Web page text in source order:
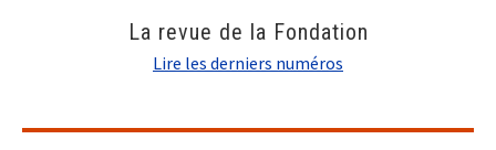
La revue de la Fondation
Lire les derniers numéros